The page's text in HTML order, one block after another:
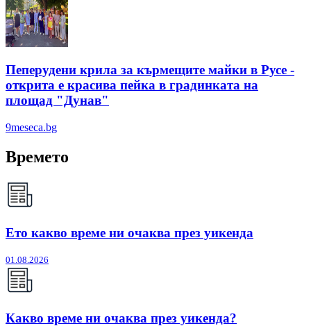
Пеперудени крила за кърмещите майки в Русе -
открита е красива пейка в градинката на
площад "Дунав"
9meseca.bg
Времето
Ето какво време ни очаква през уикенда
01.08.2026
Какво време ни очаква през уикенда?